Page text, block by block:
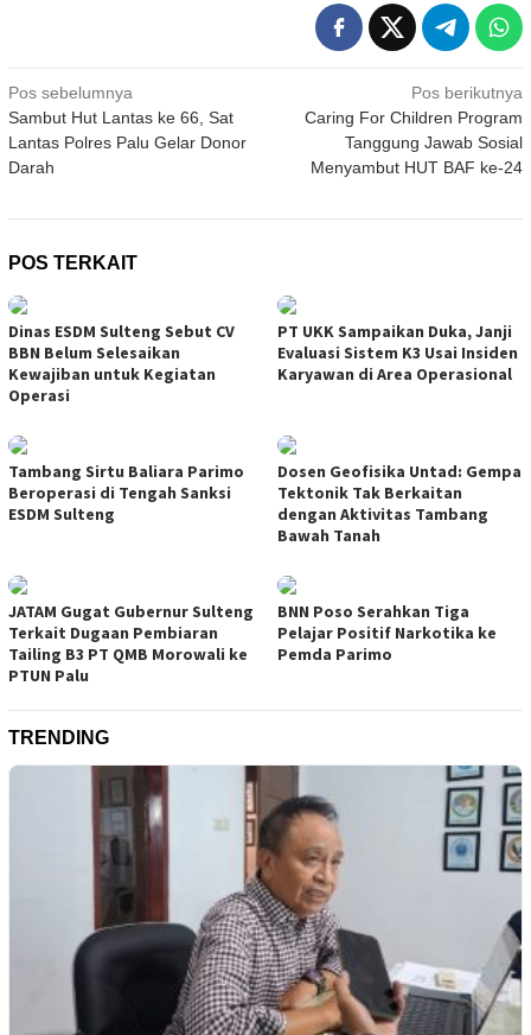
Navigasi
pos
Pos sebelumnya
Sambut Hut Lantas ke 66, Sat
Lantas Polres Palu Gelar Donor
Darah
Pos berikutnya
Caring For Children Program
Tanggung Jawab Sosial
Menyambut HUT BAF ke-24
POS TERKAIT
Dinas ESDM Sulteng Sebut CV
BBN Belum Selesaikan
Kewajiban untuk Kegiatan
Operasi
PT UKK Sampaikan Duka, Janji
Evaluasi Sistem K3 Usai Insiden
Karyawan di Area Operasional
Tambang Sirtu Baliara Parimo
Beroperasi di Tengah Sanksi
ESDM Sulteng
Dosen Geofisika Untad: Gempa
Tektonik Tak Berkaitan
dengan Aktivitas Tambang
Bawah Tanah
JATAM Gugat Gubernur Sulteng
Terkait Dugaan Pembiaran
Tailing B3 PT QMB Morowali ke
PTUN Palu
BNN Poso Serahkan Tiga
Pelajar Positif Narkotika ke
Pemda Parimo
TRENDING